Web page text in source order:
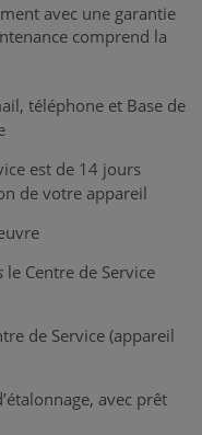
avec une garantie
comprend la
téléphone et Base de
est de 14 jours
de votre appareil
le Centre de Service
de Service (appareil
avec prêt